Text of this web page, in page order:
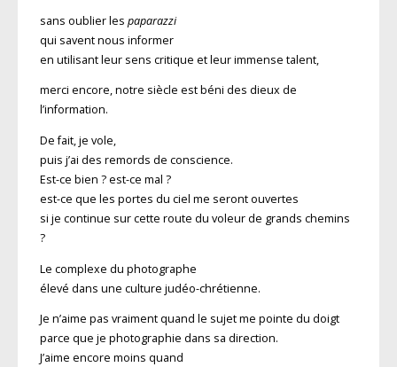
sans oublier les paparazzi
qui savent nous informer
en utilisant leur sens critique et leur immense talent,
merci encore, notre siècle est béni des dieux de
l’information.
De fait, je vole,
puis j’ai des remords de conscience.
Est-ce bien ? est-ce mal ?
est-ce que les portes du ciel me seront ouvertes
si je continue sur cette route du voleur de grands chemins
?
Le complexe du photographe
élevé dans une culture judéo-chrétienne.
Je n’aime pas vraiment quand le sujet me pointe du doigt
parce que je photographie dans sa direction.
J’aime encore moins quand